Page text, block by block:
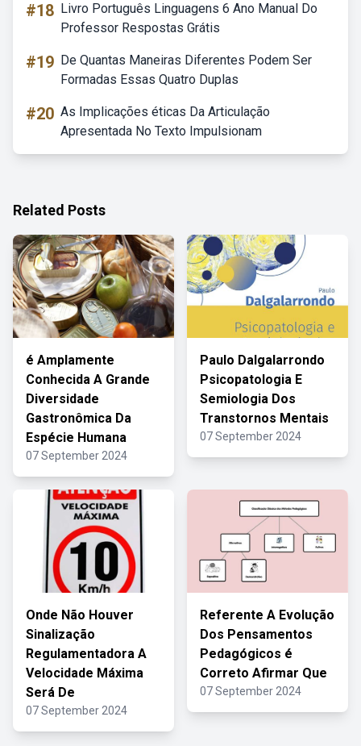
#18 Livro Português Linguagens 6 Ano Manual Do
Professor Respostas Grátis
#19 De Quantas Maneiras Diferentes Podem Ser
Formadas Essas Quatro Duplas
#20 As Implicações éticas Da Articulação
Apresentada No Texto Impulsionam
Related Posts
é Amplamente
Conhecida A Grande
Diversidade
Gastronômica Da
Espécie Humana
07 September 2024
Paulo Dalgalarrondo
Psicopatologia E
Semiologia Dos
Transtornos Mentais
07 September 2024
Onde Não Houver
Sinalização
Regulamentadora A
Velocidade Máxima
Será De
07 September 2024
Referente A Evolução
Dos Pensamentos
Pedagógicos é
Correto Afirmar Que
07 September 2024